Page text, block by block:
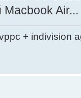
Macbook Air...
+ indivision